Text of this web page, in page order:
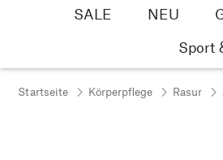
SALE NEU
Sport
Startseite Körperpflege Rasur